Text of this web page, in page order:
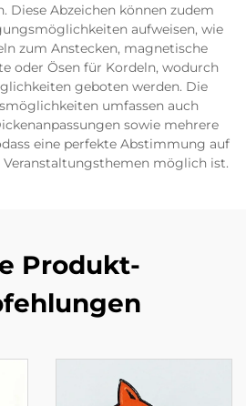
Diese Abzeichen können zudem
aufweisen, wie
zum Anstecken, magnetische
oder Ösen für Kordeln, wodurch
geboten werden. Die
umfassen auch
sowie mehrere
eine perfekte Abstimmung auf
möglich ist.
Produkt-